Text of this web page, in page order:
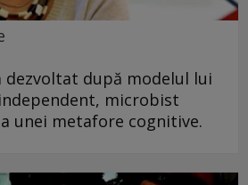
dezvoltat după modelul lui
microbist
unei metafore cognitive.